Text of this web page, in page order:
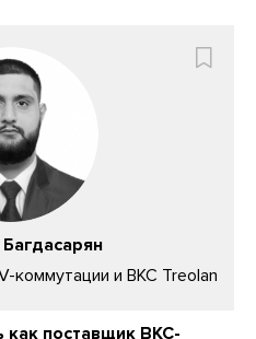
коммутации и ВКС Treolan
поставщик ВКС-